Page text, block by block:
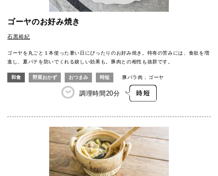
ゴーヤのお好み焼き
石黒裕紀
ゴーヤを丸ごと１本使った暑い日にぴったりのお好み焼き。特有の苦みには、食欲を増
進し、夏バテを防いでくれる嬉しい効果も。豚肉との相性も抜群です。
和食 野菜おかず おつまみ 時短 豚バラ肉 ゴーヤ
調理時間 20分